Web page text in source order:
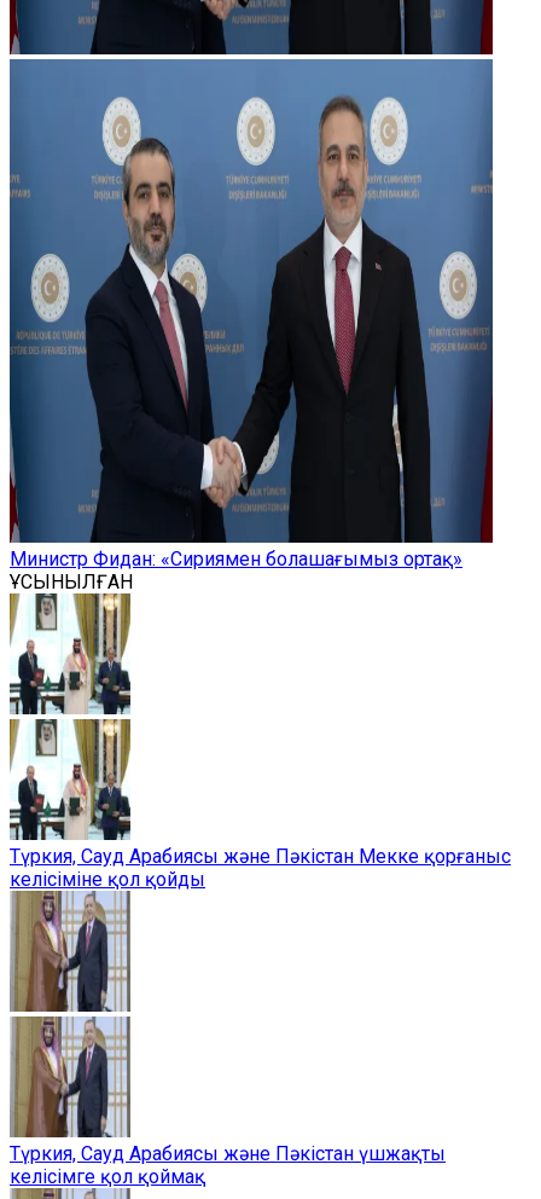
Министр Фидан: «Сириямен болашағымыз ортақ»
ҰСЫНЫЛҒАН
Түркия, Сауд Арабиясы және Пәкістан Мекке қорғаныс
келісіміне қол қойды
Түркия, Сауд Арабиясы және Пәкістан үшжақты
келісімге қол қоймақ